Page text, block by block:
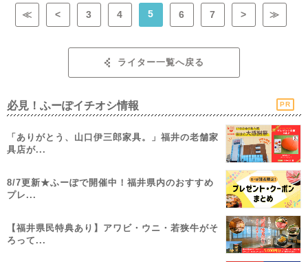
≪ < 3 4 5 6 7 > ≫
ライター一覧へ戻る
必見！ふーぽイチオシ情報 PR
「ありがとう、山口伊三郎家具。」福井の老舗家
具店が...
8/7更新★ふーぽで開催中！福井県内のおすすめ
プレ...
【福井県民特典あり】アワビ・ウニ・若狭牛がそ
ろって...